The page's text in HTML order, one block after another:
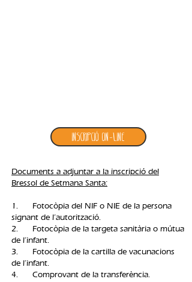
Inscripció ON-LINE
Documents a adjuntar a la inscripció del
Bressol de Setmana Santa:
1. Fotocòpia del NIF o NIE de la persona
signant de l’autorització.
2. Fotocòpia de la targeta sanitària o mútua
de l’infant.
3. Fotocòpia de la cartilla de vacunacions
de l’infant.
4. Comprovant de la transferència.​